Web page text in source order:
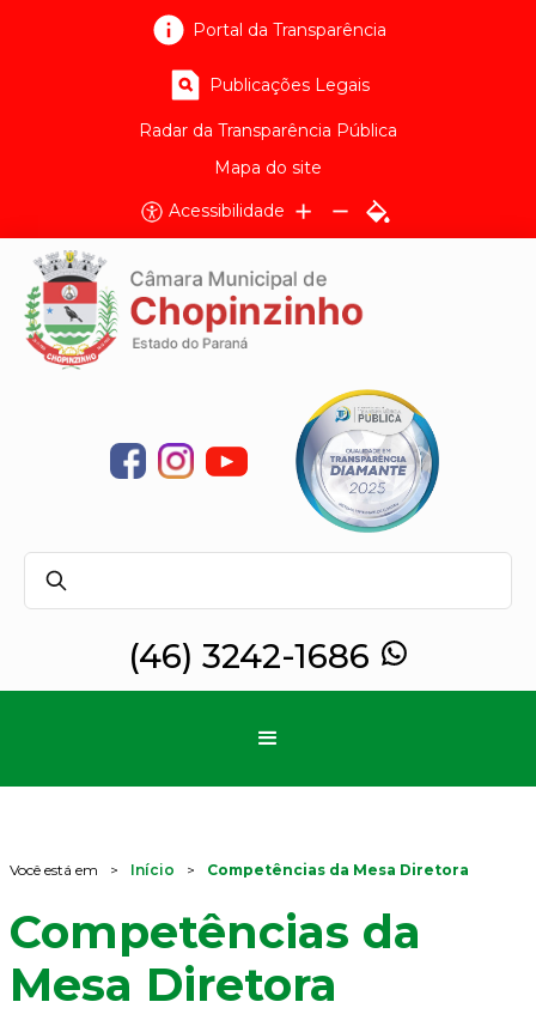
Portal da Transparência
Publicações Legais
Radar da Transparência Pública
Mapa do site
Acessibilidade
(46) 3242-1686
Você está em > Início > Competências da Mesa Diretora
Competências da
Mesa Diretora